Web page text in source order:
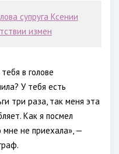
супруга Ксении
измен
в голове
У тебя есть
три раза, так меня эта
Как я посмел
мне не приехала», —